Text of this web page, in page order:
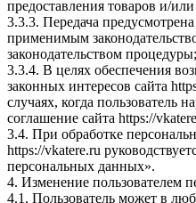
предоставления товаров и/
3.3.3. Передача
применимым
законодательством процедуры;
3.3.4. В целях обеспечения
законных интересов сайта
случаях, когда пользователь
соглашение сайта https://
3.4. При обработке
https://vkatere.ru
персональных данных».
4. Изменение пользователем
4.1. Пользователь может в